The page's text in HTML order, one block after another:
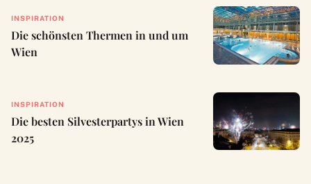
INSPIRATION
Die schönsten Thermen in und um
Wien
INSPIRATION
Die besten Silvesterpartys in Wien
2025